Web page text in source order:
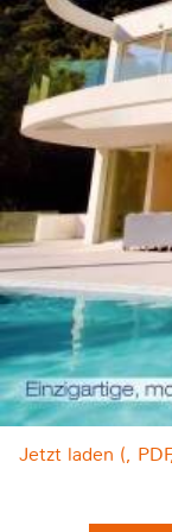
Jetzt laden (,